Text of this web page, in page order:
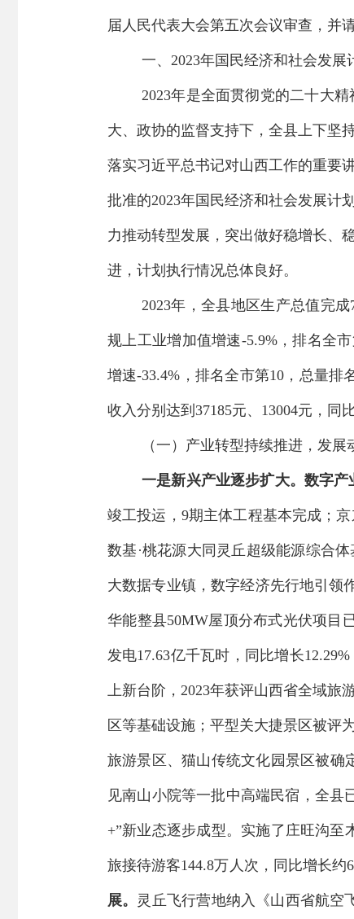
届 人民代表大会第五次会议审查 ，并
一、2023年国民经济和社会发展
2023年是全面贯彻党的二十大
大、政协的监督支持下，全县上下坚
落实习近平总书记对山西工作的重要
批准的2023年国民经济和社会发展计划
力推动转型发展， 突出做好稳增长、
进，计划执行情况总体良好。
2023年，全县地区生产总值完成
规上工业增加值增速-5.9%，排名全
增速-33.4% ，排名全市第10 ， 总量排
收入分别达到 37185元、 13004元，同
（一） 产业转型持续推进 ，发展
一是新兴产业逐步扩大。 数字产
竣工投运， 9期主体工程基本完成；
数基 ·桃花源大同灵丘超级能源综合
大数据专业镇，数字经济先行地引领
华能整县50MW屋顶分布式光伏项目
发电17.63亿千瓦时，同比增长12.29%
上新台阶 ， 2023年获评山西省全域旅
区等基础设施；平型关大捷景区被评
旅游景区、猫山传统文化园景区被确
见南山小院等一批中高端民宿，全县
+”新业态逐步成型。实施了庄旺沟至
旅接待游客144.8万人次，同比增长约
展。 灵丘飞行营地纳入《山西省航空